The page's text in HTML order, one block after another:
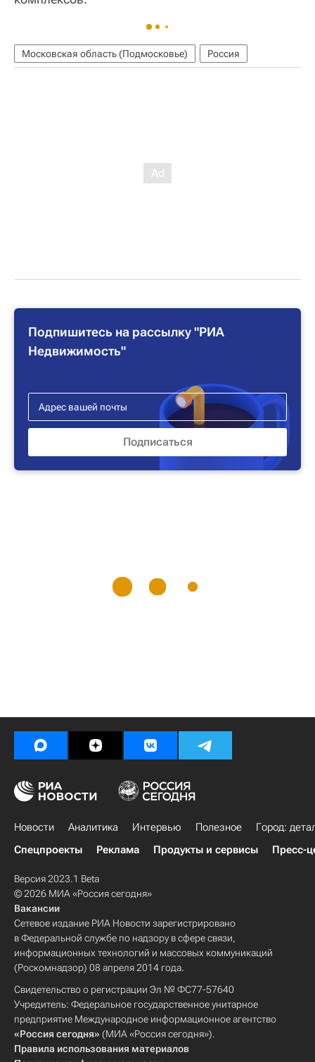
Московская область (Подмосковье) Россия
Подпишитесь на рассылку "РИА
Недвижимость"
Новости Аналитика Интервью Полезное
Город:
Спецпроекты
Реклама Продукты и сервисы Пресс-
Версия 2023.1 Beta
© 2026 МИА «Россия сегодня»
Вакансии
Сетевое издание РИА Новости зарегистрировано
в Федеральной службе по надзору в сфере связи,
информационных технологий и массовых коммуникаций
(Роскомнадзор) 08 апреля 2014 года.
Свидетельство о регистрации Эл № ФС77-57640
Учредитель: Федеральное государственное унитарное
предприятие Международное информационное агентство
«Россия сегодня» (МИА «Россия сегодня»).
Правила использования материалов